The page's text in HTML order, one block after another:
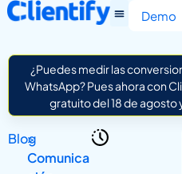
Demo
¿Puedes medir las
WhatsApp? Pues ahora con
gratuito del 18 de agosto
Blog
>
Comunica